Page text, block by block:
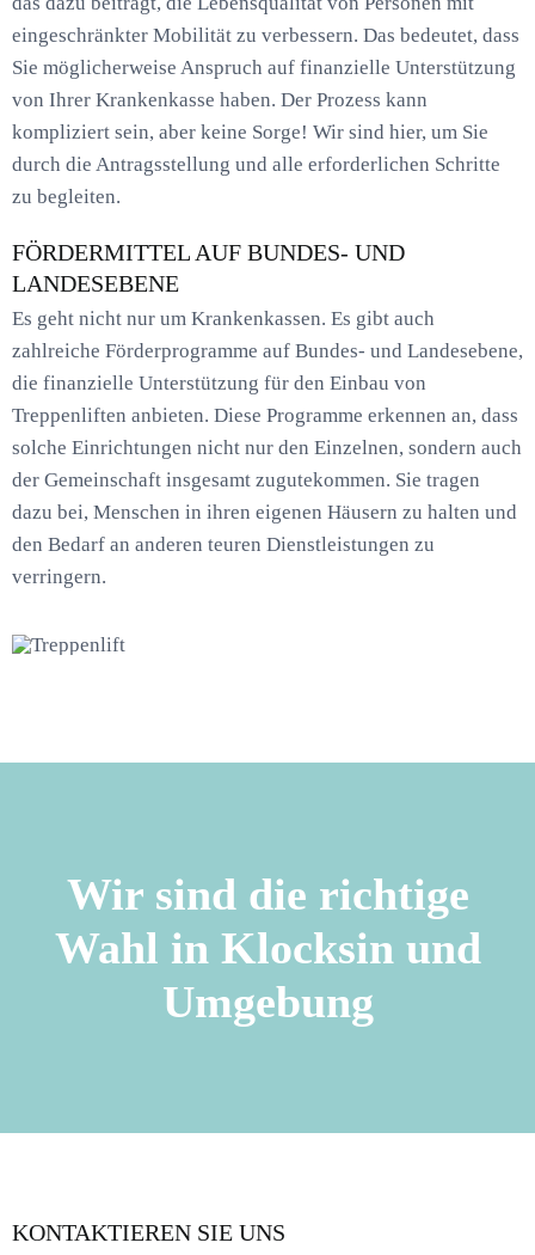
eingeschränkter Mobilität zu verbessern. Das bedeutet, dass
Sie möglicherweise Anspruch auf finanzielle Unterstützung
von Ihrer Krankenkasse haben. Der Prozess kann
kompliziert sein, aber keine Sorge! Wir sind hier, um Sie
durch die Antragsstellung und alle erforderlichen Schritte
zu begleiten.
FÖRDERMITTEL AUF BUNDES- UND
LANDESEBENE
Es geht nicht nur um Krankenkassen. Es gibt auch
zahlreiche Förderprogramme auf Bundes- und Landesebene,
die finanzielle Unterstützung für den Einbau von
Treppenliften anbieten. Diese Programme erkennen an, dass
solche Einrichtungen nicht nur den Einzelnen, sondern auch
der Gemeinschaft insgesamt zugutekommen. Sie tragen
dazu bei, Menschen in ihren eigenen Häusern zu halten und
den Bedarf an anderen teuren Dienstleistungen zu
verringern.
Wir sind die richtige
Wahl in Klocksin und
Umgebung
KONTAKTIEREN SIE UNS